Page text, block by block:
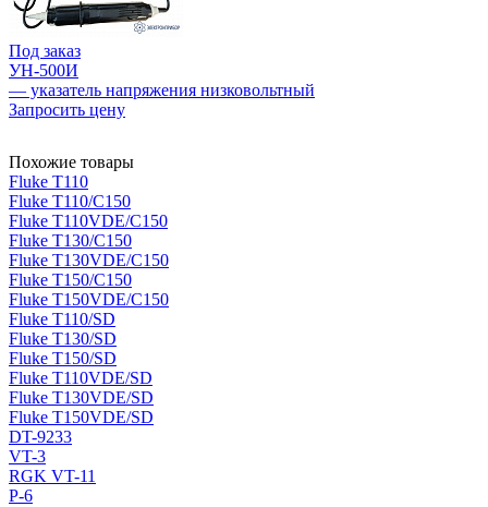
Под заказ
УН-500И
— указатель напряжения низковольтный
Запросить цену
Похожие товары
Fluke T110
Fluke T110/C150
Fluke T110VDE/C150
Fluke T130/C150
Fluke T130VDE/C150
Fluke T150/C150
Fluke T150VDE/C150
Fluke T110/SD
Fluke T130/SD
Fluke T150/SD
Fluke T110VDE/SD
Fluke T130VDE/SD
Fluke T150VDE/SD
DT-9233
VT-3
RGK VT-11
P-6